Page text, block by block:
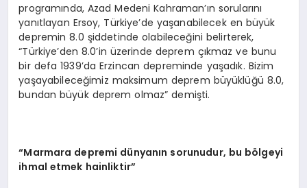
programında, Azad Medeni Kahraman’ın sorularını
yanıtlayan Ersoy, Türkiye’de yaşanabilecek en büyük
depremin 8.0 şiddetinde olabileceğini belirterek,
“Türkiye’den 8.0’in üzerinde deprem çıkmaz ve bunu
bir defa 1939’da Erzincan depreminde yaşadık. Bizim
yaşayabileceğimiz maksimum deprem büyüklüğü 8.0,
bundan büyük deprem olmaz” demişti.
“Marmara depremi dünyanın sorunudur, bu bölgeyi
ihmal etmek hainliktir”